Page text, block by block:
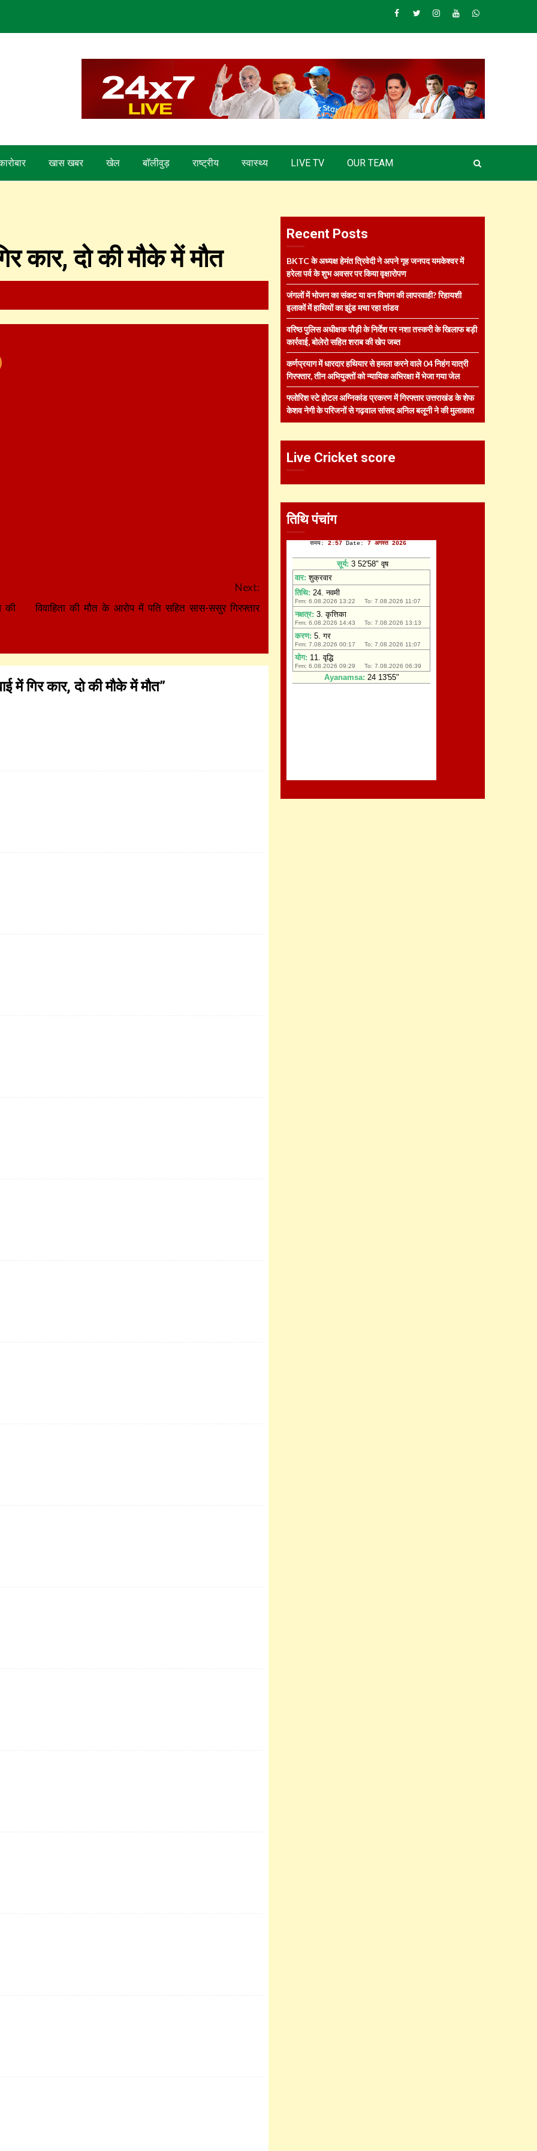
Facebook
TwitterInstagram
YoutubeWhatsapp
खास खबर खेल बाॅलीवुड़ राष्ट्रीय स्वास्थ्य LIVE TV OUR TEAM
कार, दो की मौके में मौत
की
Next:
विवाहिता की मौत के आरोप में पति सहित सास-ससुर गिरफ्तार
में गिर कार, दो की मौके में मौत”
Recent Posts
BKTC के अध्यक्ष हेमंत त्रिवेदी ने अपने गृह जनपद यमकेश्वर में
हरेला पर्व के शुभ अवसर पर किया वृक्षारोपण
जंगलों में भोजन का संकट या वन विभाग की लापरवाही? रिहायशी
इलाकों में हाथियों का झुंड मचा रहा तांडव
वरिष्ठ पुलिस अधीक्षक पौड़ी के निर्देश पर नशा तस्करी के खिलाफ बड़ी
कार्रवाई, बोलेरो सहित शराब की खेप जब्त
कर्णप्रयाग में धारदार हथियार से हमला करने वाले 04 निहंग यात्री
गिरफ्तार, तीन अभियुक्तों को न्यायिक अभिरक्षा में भेजा गया जेल
फ्लोरिश स्टे होटल अग्निकांड प्रकरण में गिरफ्तार उत्तराखंड के शेफ
केशव नेगी के परिजनों से गढ़वाल सांसद अनिल बलूनी ने की मुलाकात
Live Cricket score
तिथि पंचांग